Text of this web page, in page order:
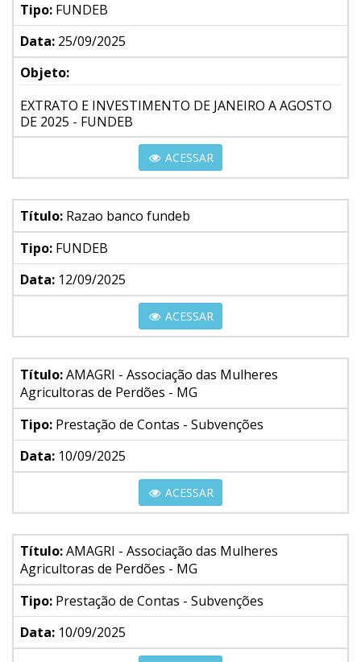
Tipo: FUNDEB
Data: 25/09/2025
Objeto:
EXTRATO E INVESTIMENTO DE JANEIRO A AGOSTO
DE 2025 - FUNDEB
ACESSAR
Título: Razao banco fundeb
Tipo: FUNDEB
Data: 12/09/2025
ACESSAR
Título:AMAGRI - Associação das Mulheres
Agricultoras de Perdões - MG
Tipo: Prestação de Contas - Subvenções
Data: 10/09/2025
ACESSAR
Título:AMAGRI - Associação das Mulheres
Agricultoras de Perdões - MG
Tipo: Prestação de Contas - Subvenções
Data: 10/09/2025